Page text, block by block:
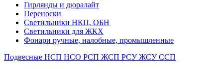
Гирлянды и дюралайт
Переноски
Светильники НКП, ОБН
Светильники для ЖКХ
Фонари ручные, налобные, промышленные
Подвесные НСП НСО РСП ЖСП РСУ ЖСУ ССП